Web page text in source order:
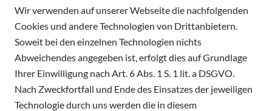
Wir verwenden auf unserer Webseite die nachfolgenden
Cookies und andere Technologien von Drittanbietern.
Soweit bei den einzelnen Technologien nichts
Abweichendes angegeben ist, erfolgt dies auf Grundlage
Ihrer Einwilligung nach Art. 6 Abs. 1 S. 1 lit. a DSGVO.
Nach Zweckfortfall und Ende des Einsatzes der jeweiligen
Technologie durch uns werden die in diesem